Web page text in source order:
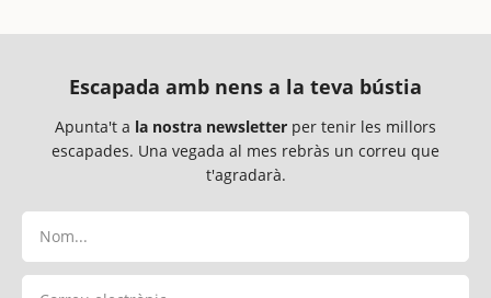
Escapada amb nens a la teva bústia
Apunta't a la nostra newsletter per tenir les millors
escapades. Una vegada al mes rebràs un correu que
t'agradarà.